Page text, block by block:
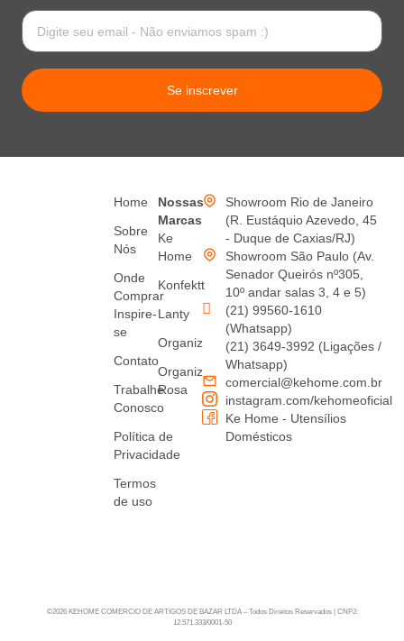
Se inscrever
Home
Sobre
Nós
Onde
Comprar
Inspire-
se
Contato
Trabalhe
Conosco
Política de
Privacidade
Termos
de uso
Nossas
Marcas
Ke
Home
Konfektt
Lanty
Organiz
Organiz
Rosa
Showroom Rio de Janeiro
(R. Eustáquio Azevedo, 45
- Duque de Caxias/RJ)
Showroom São Paulo (Av.
Senador Queirós nº305,
10º andar salas 3, 4 e 5)
(21) 99560-1610
(Whatsapp)
(21) 3649-3992 (Ligações /
Whatsapp)
comercial@kehome.com.br
instagram.com/kehomeoficial
Ke Home - Utensílios
Domésticos
©2026 KEHOME COMERCIO DE ARTIGOS DE BAZAR LTDA – Todos Direitos Reservados | CNPJ:
12.571.333/0001-50